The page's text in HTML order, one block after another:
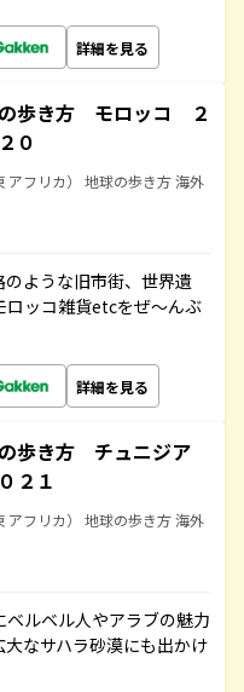
詳細を見る
歩き方 モロッコ ２
０
アフリカ） 地球の歩き方 海外
ような旧市街、世界遺
ロッコ雑貨etcをぜ～んぶ
詳細を見る
歩き方 チュニジア
２１
アフリカ） 地球の歩き方 海外
ルベル人やアラブの魅力
なサハラ砂漠にも出かけ